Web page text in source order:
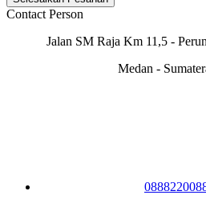
Contact Person
Jalan SM Raja Km 11,5 -
Medan -